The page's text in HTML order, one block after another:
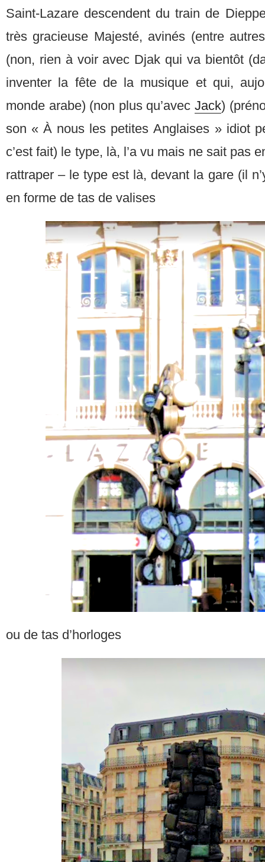
Saint-Lazare descendent du train de
très gracieuse Majesté, avinés (entre
(non, rien à voir avec Djak qui va bientôt
inventer la fête de la musique et qui,
monde arabe) (non plus qu’avec Jack)
son « À nous les petites Anglaises » idiot
c’est fait) le type, là, l’a vu mais ne sait pas
rattraper – le type est là, devant la gare (il
en forme de tas de valises
ou de tas d’horloges